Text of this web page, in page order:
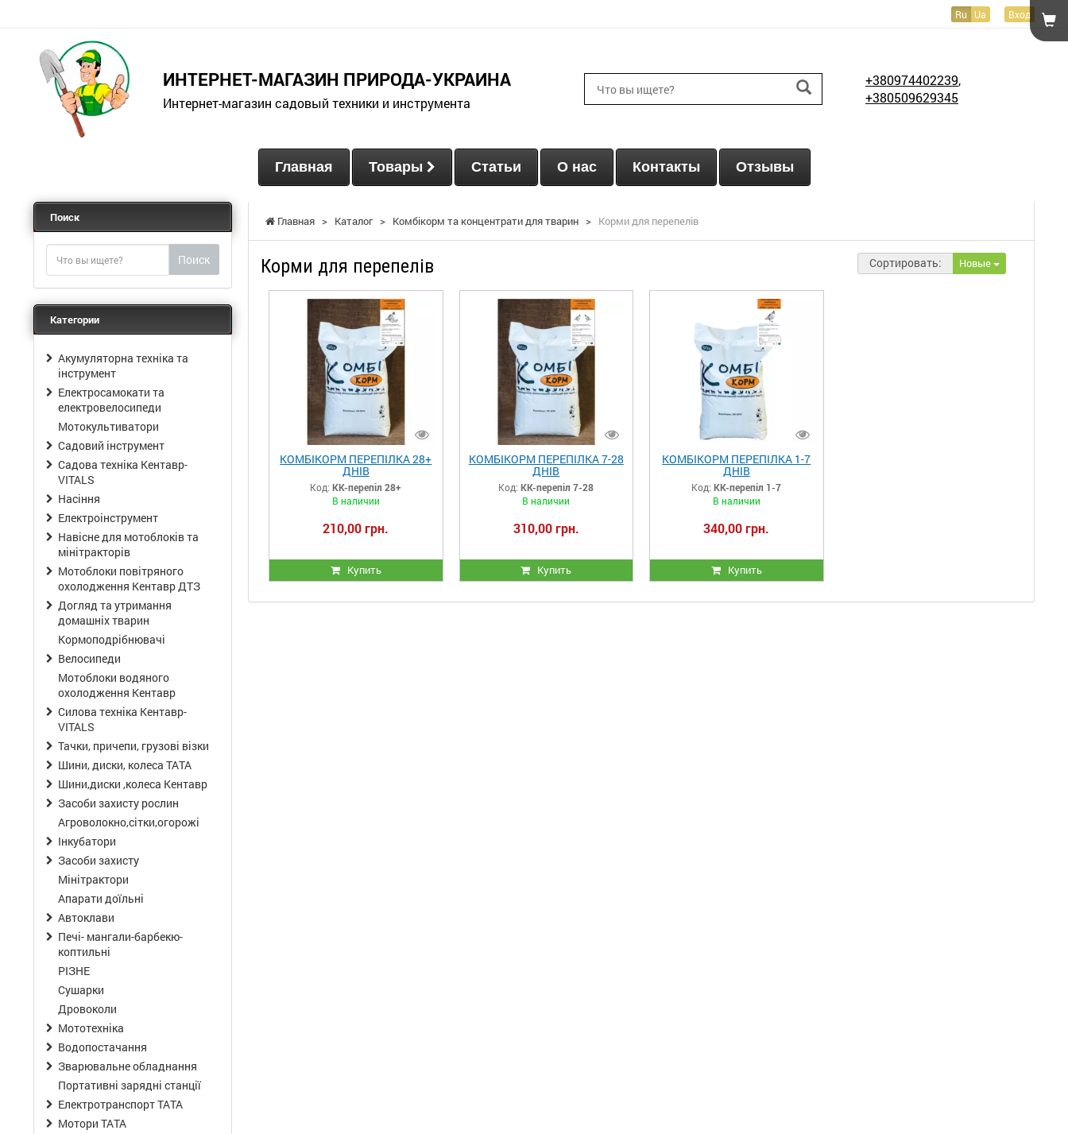
Ru Ua Вход
ИНТЕРНЕТ-МАГАЗИН ПРИРОДА-УКРАИНА
Интернет-магазин садовый техники и инструмента
+380974402239,
+380509629345
Главная Товары Статьи О нас Контакты Отзывы
Главная > Каталог > Комбікорм та концентрати для тварин > Корми для перепелів
Корми для перепелів Сортировать: Новые
КОМБІКОРМ ПЕРЕПІЛКА 28+
ДНІВ
Код: КК-перепіл 28+
В наличии
210,00 грн.
Купить
КОМБІКОРМ ПЕРЕПІЛКА 7-28
ДНІВ
Код: КК-перепіл 7-28
В наличии
310,00 грн.
Купить
КОМБІКОРМ ПЕРЕПІЛКА 1-7
ДНІВ
Код: КК-перепіл 1-7
В наличии
340,00 грн.
Купить
Поиск
Поиск
Категории
Акумуляторна техніка та
інструмент
Електросамокати та
електровелосипеди
Мотокультиватори
Садовий інструмент
Садова техніка Кентавр-
VITALS
Насіння
Електроінструмент
Навісне для мотоблоків та
мінітракторів
Мотоблоки повітряного
охолодження Кентавр ДТЗ
Догляд та утримання
домашніх тварин
Кормоподрібнювачі
Велосипеди
Мотоблоки водяного
охолодження Кентавр
Силова техніка Кентавр-
VITALS
Тачки, причепи, грузові візки
Шини, диски, колеса ТАТА
Шини,диски ,колеса Кентавр
Засоби захисту рослин
Агроволокно,сітки,огорожі
Інкубатори
Засоби захисту
Мінітрактори
Апарати доїльні
Автоклави
Печі- мангали-барбекю-
коптильні
РІЗНЕ
Сушарки
Дровоколи
Мототехніка
Водопостачання
Зварювальне обладнання
Портативні зарядні станції
Електротранспорт ТАТА
Мотори ТАТА